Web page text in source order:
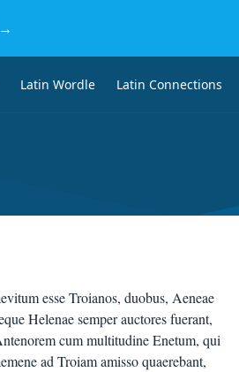
Latin Wordle Latin Connections
esse Troianos, duobus, Aeneae
Helenae semper auctores fuerant,
cum multitudine Enetum, qui
ad Troiam amisso quaerebant,